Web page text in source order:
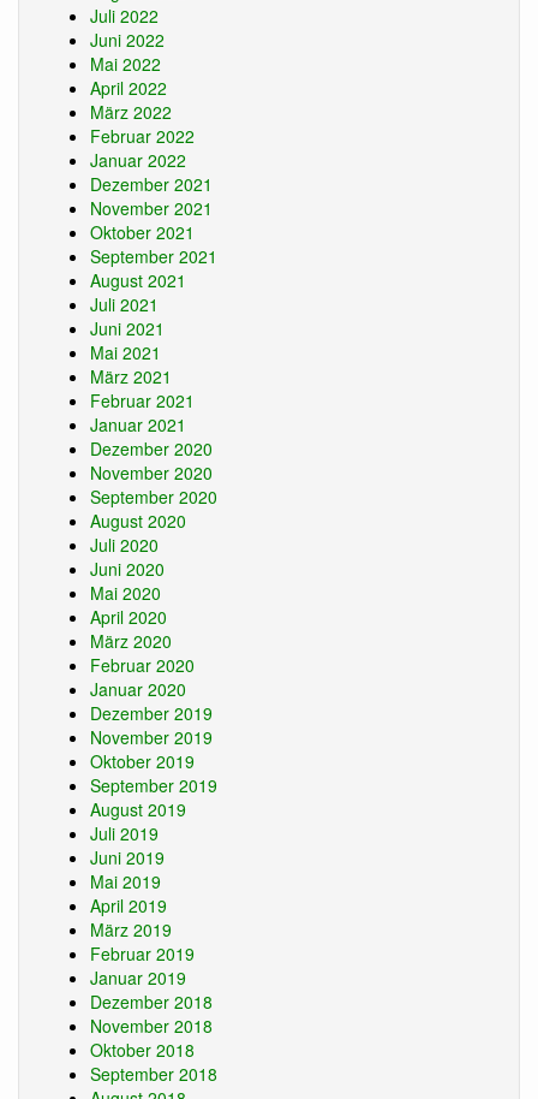
Juli 2022
Juni 2022
Mai 2022
April 2022
März 2022
Februar 2022
Januar 2022
Dezember 2021
November 2021
Oktober 2021
September 2021
August 2021
Juli 2021
Juni 2021
Mai 2021
März 2021
Februar 2021
Januar 2021
Dezember 2020
November 2020
September 2020
August 2020
Juli 2020
Juni 2020
Mai 2020
April 2020
März 2020
Februar 2020
Januar 2020
Dezember 2019
November 2019
Oktober 2019
September 2019
August 2019
Juli 2019
Juni 2019
Mai 2019
April 2019
März 2019
Februar 2019
Januar 2019
Dezember 2018
November 2018
Oktober 2018
September 2018